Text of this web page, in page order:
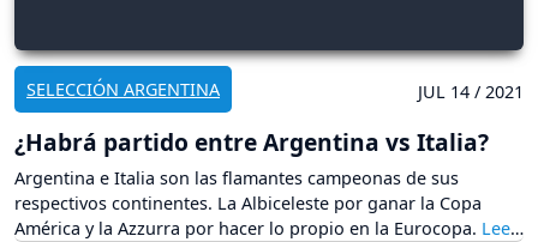
SELECCIÓN ARGENTINA JUL 14 / 2021
¿Habrá partido entre Argentina vs Italia?
Argentina e Italia son las flamantes campeonas de sus
respectivos continentes. La Albiceleste por ganar la Copa
América y la Azzurra por hacer lo propio en la Eurocopa.